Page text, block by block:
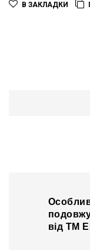
В ЗАКЛАДКИ
від ТМ